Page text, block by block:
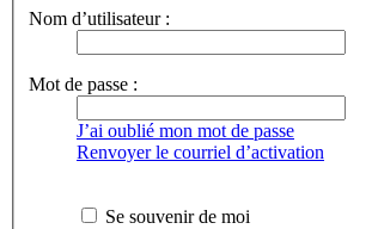
Nom d’utilisateur :
Mot de passe :
J’ai oublié mon mot de passe
Renvoyer le courriel d’activation
Se souvenir de moi